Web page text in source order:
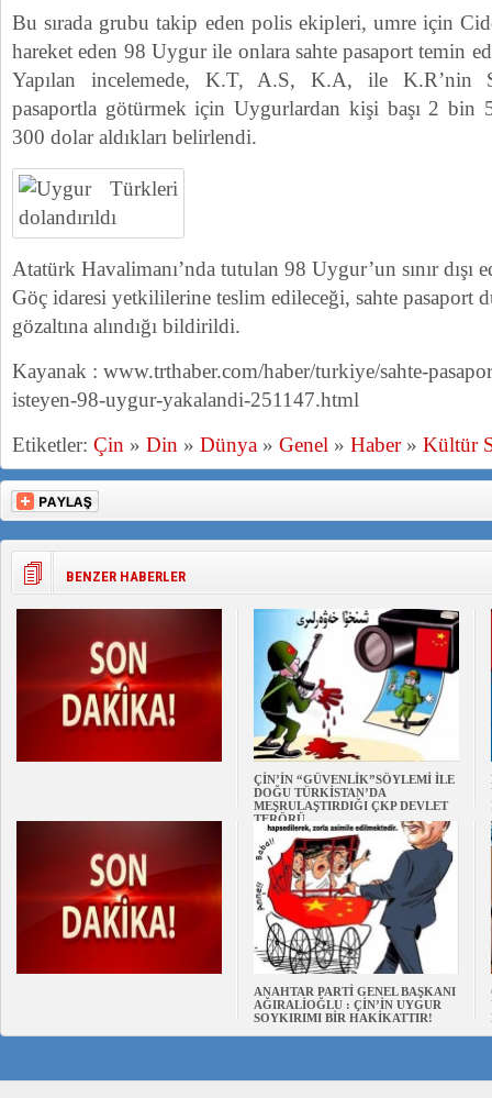
Bu sırada grubu takip eden polis ekipleri, umre için
hareket eden 98 Uygur ile onlara sahte pasaport temin
Yapılan incelemede, K.T, A.S, K.A, ile K.R’nin
pasaportla götürmek için Uygurlardan kişi başı 2 bin
300 dolar aldıkları belirlendi.
Atatürk Havalimanı’nda tutulan 98 Uygur’un sınır dışı
Göç idaresi yetkililerine teslim edileceği, sahte pasaport
gözaltına alındığı bildirildi.
Kayanak : www.trthaber.com/haber/turkiye/sahte-
isteyen-98-uygur-yakalandi-251147.html
Etiketler: Çin » Din » Dünya » Genel » Haber» Kültür
BENZER HABERLER
ÇİN’İN “GÜVENLİK”SÖYLEMİ İLE
DOĞU TÜRKİSTAN’DA
MEŞRULAŞTIRDIĞI ÇKP DEVLET
TERÖRÜ
ANAHTAR PARTİ GENEL BAŞKANI
AĞIRALİOĞLU : ÇİN’İN UYGUR
SOYKIRIMI BİR HAKİKATTIR!